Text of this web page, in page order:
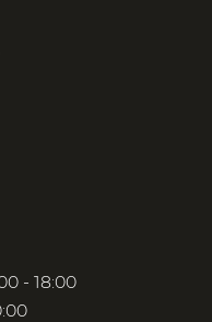
- 18:00